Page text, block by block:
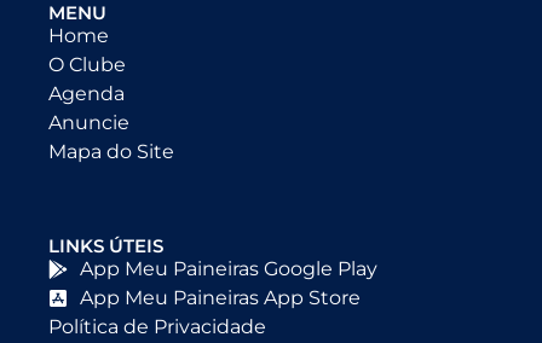
MENU
Home
O Clube
Agenda
Anuncie
Mapa do Site
LINKS ÚTEIS
App Meu Paineiras Google Play
App Meu Paineiras App Store
Política de Privacidade